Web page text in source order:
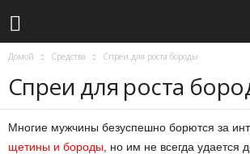
Домой Средства Спреи для роста бороды
Спреи для роста
Многие мужчины безуспешно борются за
щетины и бороды , но им не всегда удается